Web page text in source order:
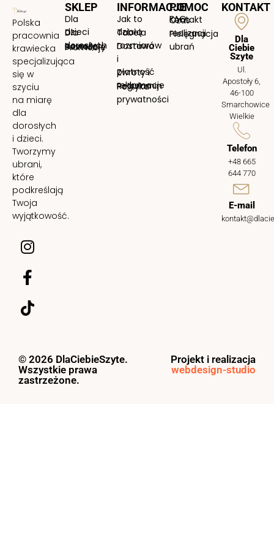
Polska
pracownia
krawiecka
specjalizująca
się w
szyciu
na miarę
dla
dorosłych
i dzieci.
Tworzymy
ubrani,
które
podkreślają
Twoja
wyjątkowość.
SKLEP
Dla
dzieci
Dla
dorosłych
Nowości
Bestellery
Promocje
INFORMACJE
Jak to
działą
Tabela
rozmiarów
Dostawa
i
płatność
Zwroty i
reklamacje
Regulamin
Polityka
prywatności
POMOC
FAQ
Kontakt
Czas
realizacji
Pielęgnacja
ubrań
KONTAKT
Dla
Ciebie
Szyte
Ul.
Apostoły 6,
46-100
Smarchowice
Wielkie
Telefon
+48 665
644 770
E-mail
© 2026 DlaCiebieSzyte.
Wszystkie prawa
zastrzeżone.
Projekt i realizacja
webdesign-studio